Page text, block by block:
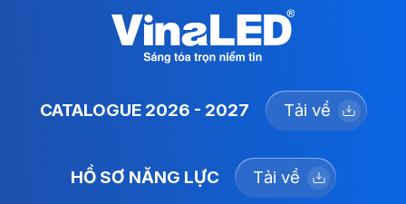
CATALOGUE 2026 - 2027 Tải về
HỒ SƠ NĂNG LỰC Tải về